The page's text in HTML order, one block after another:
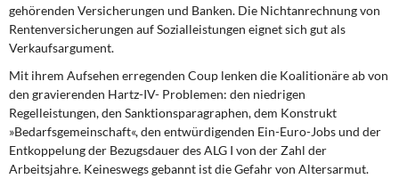
gehörenden Versicherungen und Banken. Die Nichtanrechnung von
Rentenversicherungen auf Sozialleistungen eignet sich gut als
Verkaufsargument.
Mit ihrem Aufsehen erregenden Coup lenken die Koalitionäre ab von
den gravierenden Hartz-IV- Problemen: den niedrigen
Regelleistungen, den Sanktionsparagraphen, dem Konstrukt
»Bedarfsgemeinschaft«, den entwürdigenden Ein-Euro-Jobs und der
Entkoppelung der Bezugsdauer des ALG I von der Zahl der
Arbeitsjahre. Keineswegs gebannt ist die Gefahr von Altersarmut.